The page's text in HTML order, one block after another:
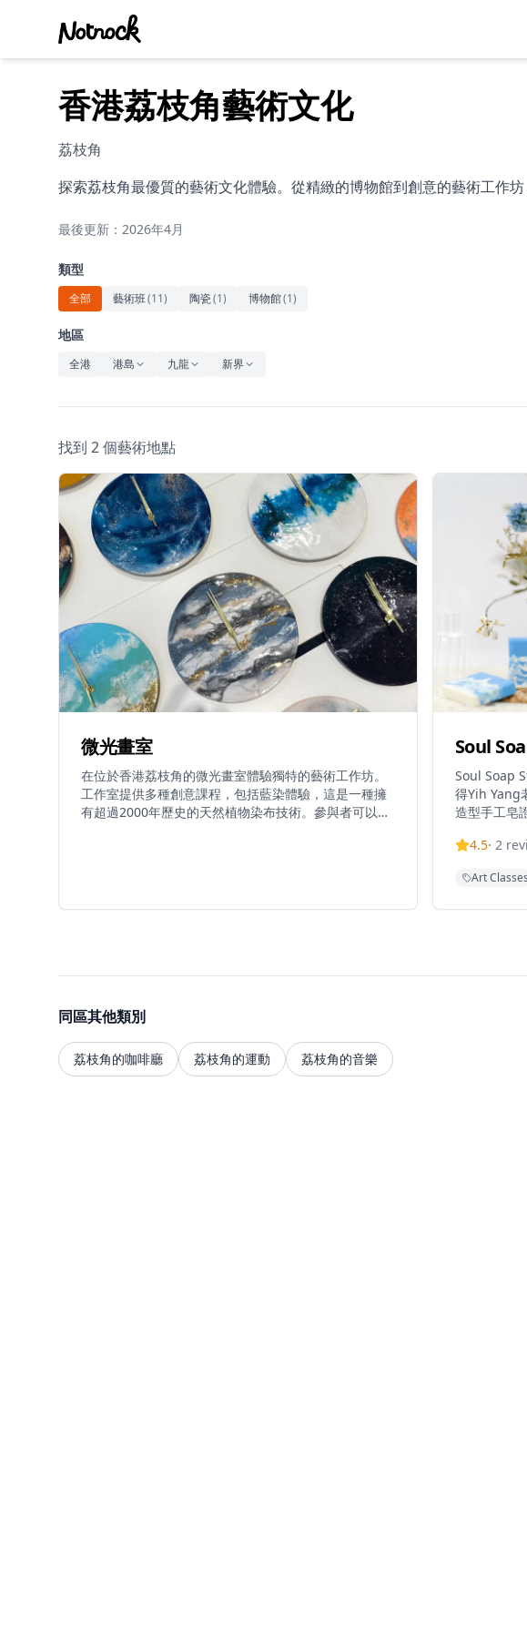
香港荔枝角藝術文化
荔枝角
探索荔枝角最優質的藝術文化體驗。從精緻的博物館到創意的藝術工作
最後更新：2026年4月
類型
全部 藝術班(11) 陶瓷(1) 博物館(1)
地區
全港 港島 九龍 新界
找到 2 個藝術地點
微光畫室
在位於香港荔枝角的微光畫室體驗獨特的藝術工作坊。
工作室提供多種創意課程，包括藍染體驗，這是一種擁
有超過2000年歷史的天然植物染布技術。參與者可以親
Soul
Soul Soap
得Yih Yang
造型手工皂
皂課程和咖
己的肥皂
4.5· 2
Art Classes
同區其他類別
荔枝角的咖啡廳 荔枝角的運動 荔枝角的音樂